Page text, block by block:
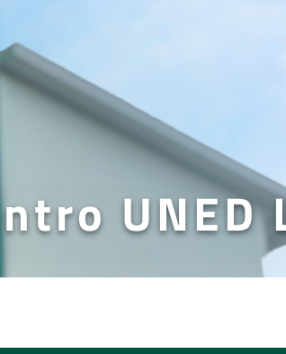
UNED